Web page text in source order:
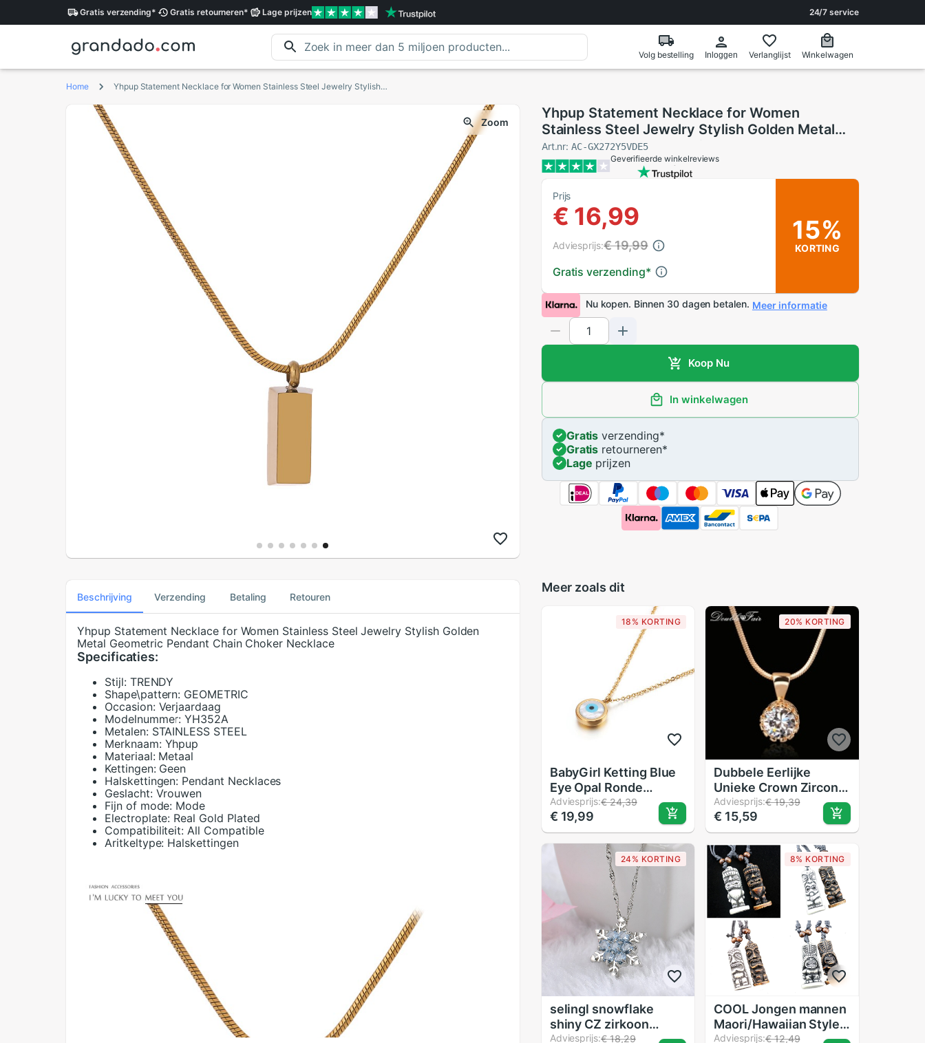
Gratis verzending* Gratis retourneren* Lageprijzen 24/7 service
Volg bestelling Inloggen Verlanglijst Winkelwagen
Home Yhpup Statement Necklace for Women Stainless Steel Jewelry Stylish Golden Metal Geometric Pendant Chain Choker Necklace
Zoom
Yhpup Statement Necklace for Women
Stainless Steel Jewelry Stylish Golden Metal
Geometric Pendant Chain Choker Necklace
Art.nr:AC-GX272Y5VDE5
Geverifieerde winkelreviews
Prijs
€ 16,99
Gratis verzending*
Adviesprijs:€ 19,99
15%
KORTING
Nu kopen. Binnen 30 dagen betalen. Meer informatie
Koop Nu
In winkelwagen
Gratis verzending*
Gratis retourneren*
Lage prijzen
Beschrijving Verzending Betaling Retouren
Yhpup Statement Necklace for Women Stainless Steel Jewelry Stylish Golden
Metal Geometric Pendant Chain Choker Necklace
Specificaties:
Stijl: TRENDY
Shape\pattern: GEOMETRIC
Occasion: Verjaardaag
Modelnummer: YH352A
Metalen: STAINLESS STEEL
Merknaam: Yhpup
Materiaal: Metaal
Kettingen: Geen
Halskettingen: Pendant Necklaces
Geslacht: Vrouwen
Fijn of mode: Mode
Electroplate: Real Gold Plated
Compatibiliteit: All Compatible
Aritkeltype: Halskettingen
Meer zoals dit
18% KORTING
BabyGirl Ketting Blue
Eye Opal Ronde
Hanger Ketting Collier
Party Trendy
Kettingen Ketting
Vrouwelijke Party
Adviesprijs:€ 24,39
€ 19,99
20% KORTING
Dubbele Eerlijke
Unieke Crown Zirconia
Kettingen Wit/Rose
Goud Kleur Chain
Mode-sieraden Voor
Vrouwen DFN390
Adviesprijs:€ 19,39
€ 15,59
24% KORTING
selingl snowflake
shiny CZ zirkoon
water-wave keten
Adviesprijs:€ 18,29
8% KORTING
COOL Jongen mannen
Maori/Hawaiian Style
Faux Gesneden totem
Adviesprijs:€ 12,49